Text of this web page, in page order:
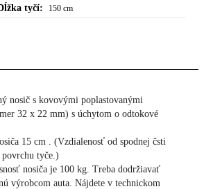
tyčí: 150 cm
s kovovými poplastovanými
32 x 22 mm) s úchytom o odtokové
15 cm . (Vzdialenosť od spodnej čsti
tyče.)
nosiča je 100 kg. Treba dodržiavať
výrobcom auta. Nájdete v technickom